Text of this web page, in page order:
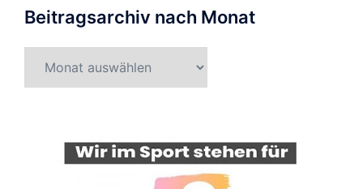
Beitragsarchiv nach Monat